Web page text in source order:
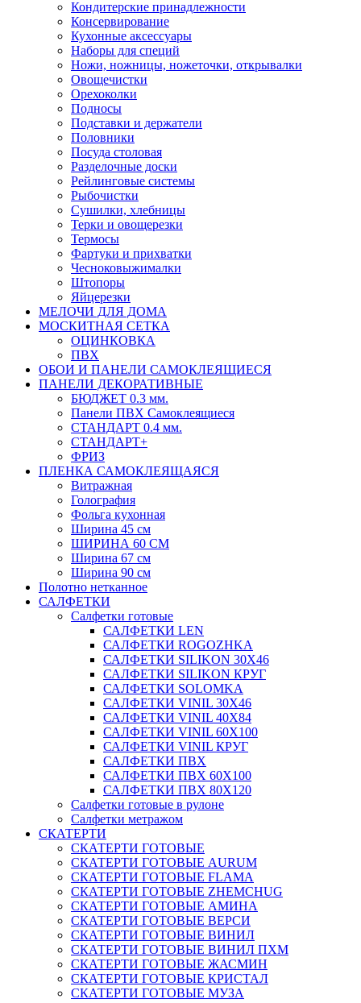
Кондитерские принадлежности
Консервирование
Кухонные аксессуары
Наборы для специй
Ножи, ножницы, ножеточки, открывалки
Овощечистки
Орехоколки
Подносы
Подставки и держатели
Половники
Посуда столовая
Разделочные доски
Рейлинговые системы
Рыбочистки
Сушилки, хлебницы
Терки и овощерезки
Термосы
Фартуки и прихватки
Чесноковыжималки
Штопоры
Яйцерезки
МЕЛОЧИ ДЛЯ ДОМА
МОСКИТНАЯ СЕТКА
ОЦИНКОВКА
ПВХ
ОБОИ И ПАНЕЛИ САМОКЛЕЯЩИЕСЯ
ПАНЕЛИ ДЕКОРАТИВНЫЕ
БЮДЖЕТ 0.3 мм.
Панели ПВХ Самоклеящиеся
СТАНДАРТ 0.4 мм.
СТАНДАРТ+
ФРИЗ
ПЛЕНКА САМОКЛЕЯЩАЯСЯ
Витражная
Голография
Фольга кухонная
Ширина 45 см
ШИРИНА 60 СМ
Ширина 67 см
Ширина 90 см
Полотно нетканное
САЛФЕТКИ
Салфетки готовые
САЛФЕТКИ LEN
САЛФЕТКИ ROGOZHKA
САЛФЕТКИ SILIKON 30Х46
САЛФЕТКИ SILIKON КРУГ
САЛФЕТКИ SOLOMKA
САЛФЕТКИ VINIL 30Х46
САЛФЕТКИ VINIL 40Х84
САЛФЕТКИ VINIL 60Х100
САЛФЕТКИ VINIL КРУГ
САЛФЕТКИ ПВХ
САЛФЕТКИ ПВХ 60Х100
САЛФЕТКИ ПВХ 80Х120
Салфетки готовые в рулоне
Салфетки метражом
СКАТЕРТИ
СКАТЕРТИ ГОТОВЫЕ
СКАТЕРТИ ГОТОВЫЕ AURUM
СКАТЕРТИ ГОТОВЫЕ FLAMA
СКАТЕРТИ ГОТОВЫЕ ZHEMCHUG
СКАТЕРТИ ГОТОВЫЕ АМИНА
СКАТЕРТИ ГОТОВЫЕ ВЕРСИ
СКАТЕРТИ ГОТОВЫЕ ВИНИЛ
СКАТЕРТИ ГОТОВЫЕ ВИНИЛ ПХМ
СКАТЕРТИ ГОТОВЫЕ ЖАСМИН
СКАТЕРТИ ГОТОВЫЕ КРИСТАЛ
СКАТЕРТИ ГОТОВЫЕ МУЗА